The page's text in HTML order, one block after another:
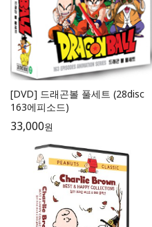
[DVD] 드래곤볼 풀세트 (28disc
163에피소드)
33,000원